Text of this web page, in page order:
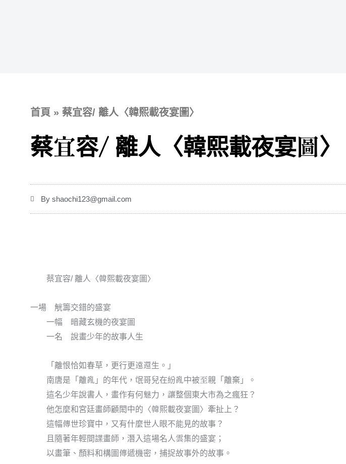
首頁 » 蔡宜容/ 離人〈韓熙載夜宴圖〉
蔡宜容/ 離人〈韓熙載夜宴圖〉
By shaochi123@gmail.com
蔡宜容/ 離人〈韓熙載夜宴圖〉
一場 觥籌交錯的盛宴
一幅 暗藏玄機的夜宴圖
一名 說畫少年的故事人生
「離恨恰如春草，更行更遠還生。」
南唐是「離亂」的年代，氓哥兒在紛亂中被至親「離棄」。
這名少年說書人，畫作有何魅力，讓整個東大市為之瘋狂？
他怎麼和宮廷畫師顧閎中的〈韓熙載夜宴圖〉牽扯上？
這幅傳世珍寶中，又有什麼世人眼不能見的故事？
且隨著年輕間諜畫師，潛入這場名人雲集的盛宴；
以畫筆、顏料和構圖傳遞機密，捕捉故事外的故事。